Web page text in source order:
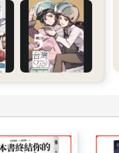
下入眠的美感體驗。
物」都屬於難以嚴謹的哲
一旦美與美麗的事物與
念脫鉤後，哲學家就對它
該從嚴肅的哲學討論中
其是跟其他更引人入勝的
相形之下，顯得更不重
物之重要性。他們指責
價值或品味太過一致；有